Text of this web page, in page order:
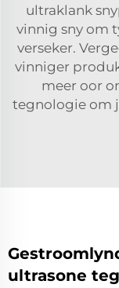
ultraklank
vinnig sny om
verseker.
vinniger
meer oor
tegnologie om
ultrasone